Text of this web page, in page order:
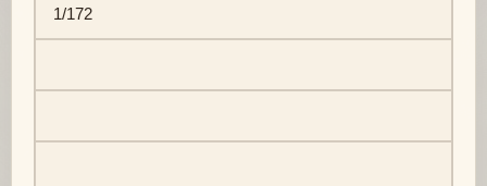
1/172